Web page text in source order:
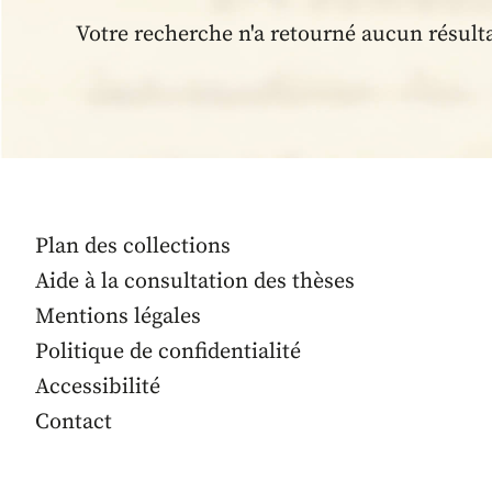
Votre recherche n'a retourné aucun
Plan des collections
Aide à la consultation des thèses
Mentions légales
Politique de confidentialité
Accessibilité
Contact